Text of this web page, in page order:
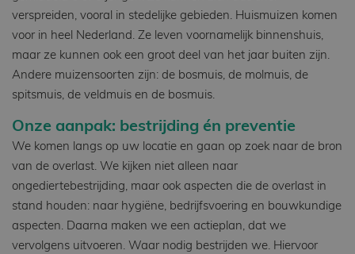
verspreiden, vooral in stedelijke gebieden. Huismuizen komen
voor in heel Nederland. Ze leven voornamelijk binnenshuis,
maar ze kunnen ook een groot deel van het jaar buiten zijn.
Andere muizensoorten zijn: de bosmuis, de molmuis, de
spitsmuis, de veldmuis en de bosmuis.
Onze aanpak: bestrijding én preventie
We komen langs op uw locatie en gaan op zoek naar de bron
van de overlast. We kijken niet alleen naar
ongediertebestrijding, maar ook aspecten die de overlast in
stand houden: naar hygiëne, bedrijfsvoering en bouwkundige
aspecten. Daarna maken we een actieplan, dat we
vervolgens uitvoeren. Waar nodig bestrijden we. Hiervoor